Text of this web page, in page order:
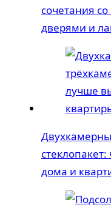
сочетания
дверями и
дома и